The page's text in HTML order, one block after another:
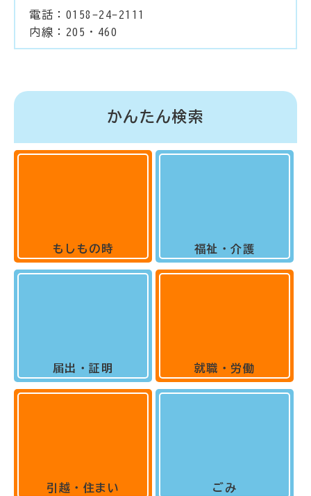
電話：0158-24-2111
内線：205・460
かんたん検索
もしもの時
届出・証明
引越・住まい
福祉・介護
就職・労働
ごみ